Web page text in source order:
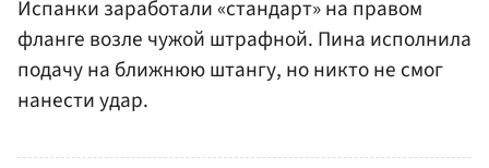
Испанки заработали «стандарт» на правом
фланге возле чужой штрафной. Пина исполнила
подачу на ближнюю штангу, но никто не смог
нанести удар.